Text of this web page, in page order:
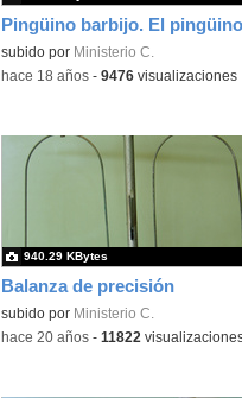
subido por Ministerio C.
-hace 18 años- 9476visualizaciones
Balanza de precisión
subido por Ministerio C.
940.29 KBytes
-hace 20 años- 11822